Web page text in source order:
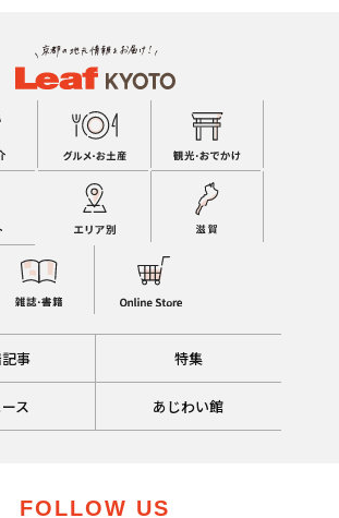
事 特集
ス あじわい館
FOLLOW US